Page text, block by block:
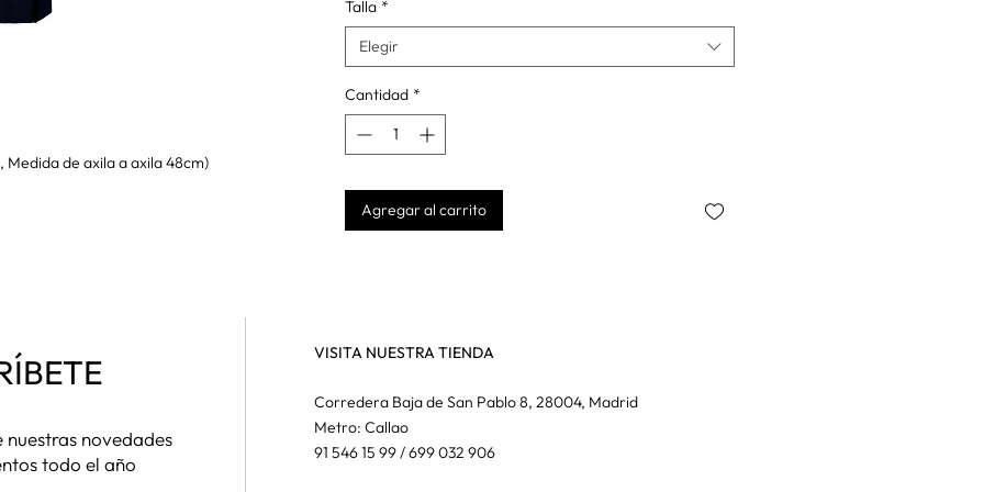
de axila a axila 48cm)
Talla *
Elegir
Cantidad *
Agregar al carrito
novedades
todo el año
VISITA NUESTRA TIENDA
Corredera Baja de San Pablo 8, 28004, Madrid
Metro: Callao
91 546 15 99 / 699 032 906